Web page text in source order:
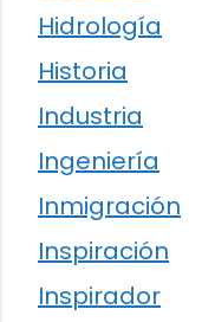
Hidrología
Historia
Industria
Ingeniería
Inmigración
Inspiración
Inspirador